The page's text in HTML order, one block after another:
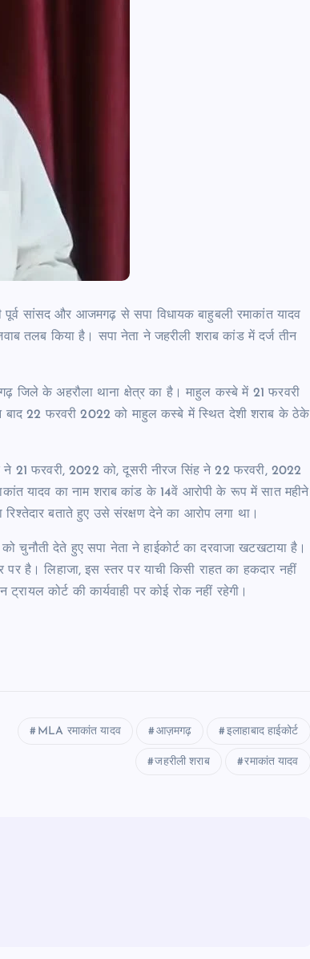
पूर्व सांसद और आजमगढ़ से सपा विधायक बाहुबली रमाकांत यादव
तलब किया है। सपा नेता ने जहरीली शराब कांड में दर्ज तीन
जिले के अहरौला थाना क्षेत्र का है। माहुल कस्बे में 21 फरवरी
बाद 22 फरवरी 2022 को माहुल कस्बे में स्थित देशी शराब के ठेके
फरवरी, 2022 को, दूसरी नीरज सिंह ने 22 फरवरी, 2022
यादव का नाम शराब कांड के 14वें आरोपी के रूप में सात महीने
बताते हुए उसे संरक्षण देने का आरोप लगा था।
चुनौती देते हुए सपा नेता ने हाईकोर्ट का दरवाजा खटखटाया है।
पर है। लिहाजा, इस स्तर पर याची किसी राहत का हकदार नहीं
कोर्ट की कार्यवाही पर कोई रोक नहीं रहेगी।
MLA रमाकांत यादव आज़मगढ़ इलाहाबाद हाईकोर्ट
जहरीली शराब रमाकांत यादव